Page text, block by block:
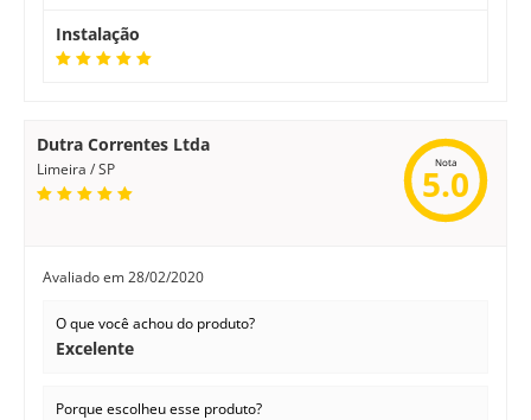
Instalação
Dutra Correntes Ltda
Limeira / SP Nota
5.0
Avaliado em28/02/2020
O que você achou do produto?
Excelente
Porque escolheu esse produto?